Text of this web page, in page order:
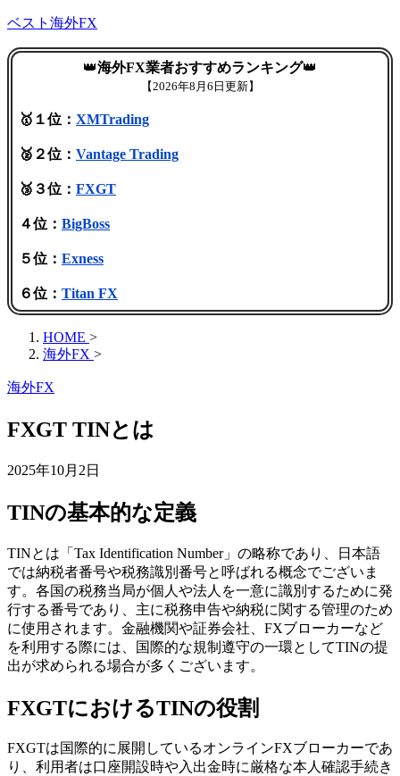
ベスト海外FX
👑海外FX業者おすすめランキング👑
【2026年8月6日更新】
🥇１位： XMTrading
🥈２位： Vantage Trading
🥉３位： FXGT
４位： BigBoss
５位： Exness
６位： Titan FX
HOME >
海外FX >
海外FX
FXGT TINとは
2025年10月2日
TINの基本的な定義
TINとは「Tax Identification Number」の略称であり、日本語
では納税者番号や税務識別番号と呼ばれる概念でございま
す。各国の税務当局が個人や法人を一意に識別するために発
行する番号であり、主に税務申告や納税に関する管理のため
に使用されます。金融機関や証券会社、FXブローカーなど
を利用する際には、国際的な規制遵守の一環としてTINの提
出が求められる場合が多くございます。
FXGTにおけるTINの役割
FXGTは国際的に展開しているオンラインFXブローカーであ
り、利用者は口座開設時や入出金時に厳格な本人確認手続き